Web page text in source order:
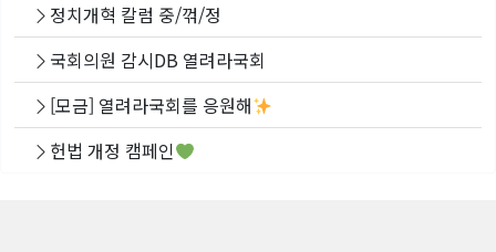
정치개혁 칼럼 중/꺾/정
국회의원 감시DB 열려라국회
[모금] 열려라국회를 응원해
헌법 개정 캠페인